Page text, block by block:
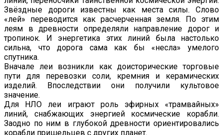
Звёздные дороги известны как места силы. Слово
«лей» переводится как расчерченная земля. По этим
леям в древности определяли направление дорог и
тропинок. И энергетика этих линий была настолько
сильна, что дорога сама как бы «несла» умелого
спутника.
Вначале леи возникли как доисторические торговые
пути для перевозки соли, кремния и керамических
изделий. Впоследствии они получили культовое
значение.
Для НЛО леи играют роль эфирных «трамвайных»
линий, снабжающих энергией космические корабли.
Заодно по ним в глубокой древности ориентировались
корабли пришельцев с других планет.